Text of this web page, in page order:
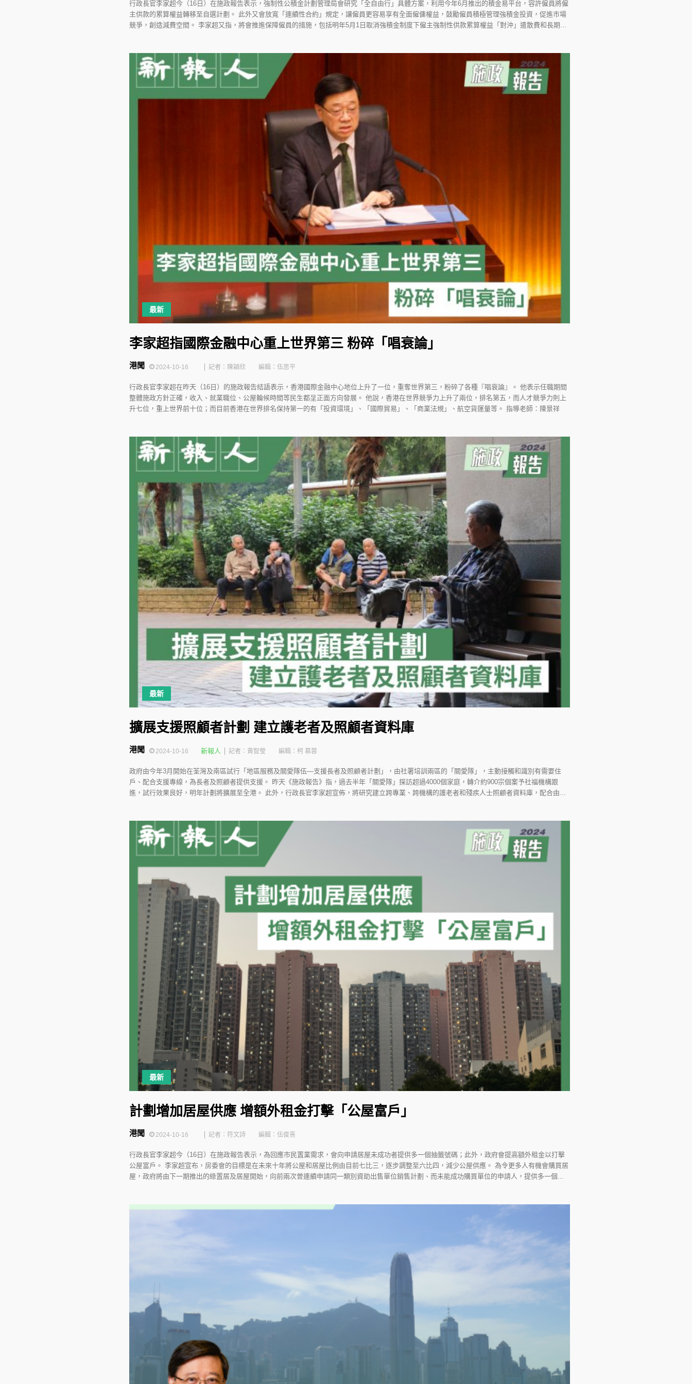
行政長官李家超今（16日）在施政報告表示，強制性公積金計劃管理局會研究「全自由行」具體方案，利用今年6月推出的積金易平台，容許僱員將僱
主供款的累算權益轉移至自選計劃。 此外又會放寬「連續性合約」規定，讓僱員更容易享有全面僱傭權益，鼓勵僱員積極管理強積金投資，促進市場
競爭，創造減費空間。 李家超又指，將會推進保障僱員的措施，包括明年5月1日取消強積金制度下僱主強制性供款累算權益「對沖」遣散費和長期...
最新
李家超指國際金融中心重上世界第三 粉碎「唱衰論」
2024-10-16
港聞 記者：陳穎欣 編輯：伍思平
行政長官李家超在昨天（16日）的施政報告結語表示，香港國際金融中心地位上升了一位，重奪世界第三，粉碎了各種『唱衰論』。 他表示任職期間
整體施政方針正確，收入、就業職位、公屋輪候時間等民生都呈正面方向發展。 他說，香港在世界競爭力上升了兩位，排名第五，而人才競爭力則上
升七位，重上世界前十位；而目前香港在世界排名保持第一的有「投資環境」、「國際貿易」、「商業法規」、航空貨運量等。 指導老師：陳景祥
最新
擴展支援照顧者計劃 建立護老者及照顧者資料庫
2024-10-16
港聞 新報人 記者：黃智瑩 編輯：柯 慕蓉
政府由今年3月開始在荃灣及南區試行「地區服務及關愛隊伍—支援長者及照顧者計劃」，由社署培訓兩區的「關愛隊」，主動接觸和識別有需要住
戶、配合支援專線，為長者及照顧者提供支援。 昨天《施政報告》指，過去半年「關愛隊」探訪超過4000個家庭，轉介約900宗個案予社福機構跟
進，試行效果良好，明年計劃將擴展至全港。 此外，行政長官李家超宣佈，將研究建立跨專業、跨機構的護老者和殘疾人士照顧者資料庫，配合由...
最新
計劃增加居屋供應 增額外租金打擊「公屋富戶」
2024-10-16
港聞 記者：符文詩 編輯：伍俊熹
行政長官李家超今（16日）在施政報告表示，為回應市民置業需求，會向申請居屋未成功者提供多一個抽籤號碼；此外，政府會提高額外租金以打擊
公屋富戶。 李家超宣布，房委會的目標是在未來十年將公屋和居屋比例由目前七比三，逐步調整至六比四，減少公屋供應。 為令更多人有機會購買居
屋，政府將由下一期推出的綠置居及居屋開始，向前兩次曾連續申請同一類別資助出售單位銷售計劃、而未能成功購買單位的申請人，提供多一個...